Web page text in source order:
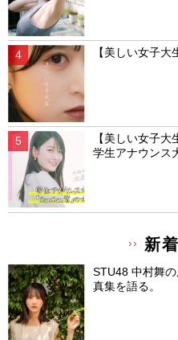
【美しい女子
【美しい女子大
学生アナウンス
新
STU48 中村舞
真集を語る。